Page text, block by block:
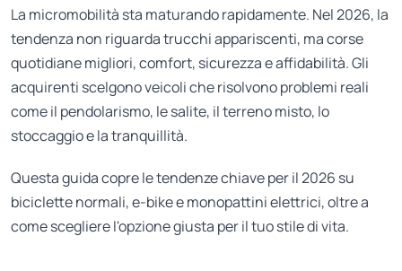
La micromobilità sta maturando rapidamente. Nel 2026, la
tendenza non riguarda trucchi appariscenti, ma corse
quotidiane migliori, comfort, sicurezza e affidabilità. Gli
acquirenti scelgono veicoli che risolvono problemi reali
come il pendolarismo, le salite, il terreno misto, lo
stoccaggio e la tranquillità.
Questa guida copre le tendenze chiave per il 2026 su
biciclette normali, e-bike e monopattini elettrici, oltre a
come scegliere l'opzione giusta per il tuo stile di vita.